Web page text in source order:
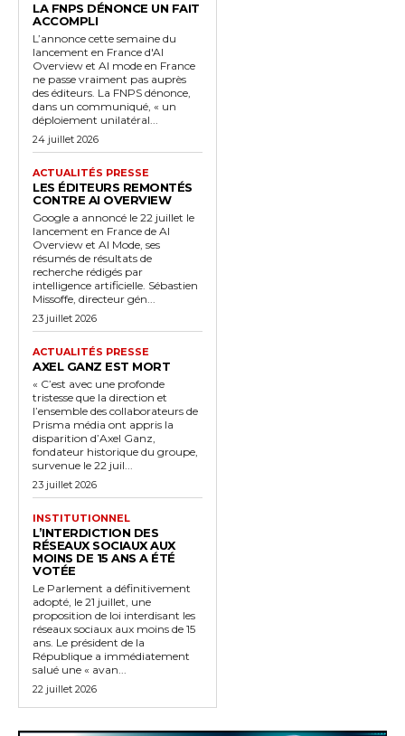
LA FNPS DÉNONCE UN FAIT
ACCOMPLI
L’annonce cette semaine du
lancement en France d'AI
Overview et AI mode en France
ne passe vraiment pas auprès
des éditeurs. La FNPS dénonce,
dans un communiqué, « un
déploiement unilatéral...
24 juillet 2026
ACTUALITÉS PRESSE
LES ÉDITEURS REMONTÉS
CONTRE AI OVERVIEW
Google a annoncé le 22 juillet le
lancement en France de AI
Overview et AI Mode, ses
résumés de résultats de
recherche rédigés par
intelligence artificielle. Sébastien
Missoffe, directeur gén...
23 juillet 2026
ACTUALITÉS PRESSE
AXEL GANZ EST MORT
« C’est avec une profonde
tristesse que la direction et
l’ensemble des collaborateurs de
Prisma média ont appris la
disparition d’Axel Ganz,
fondateur historique du groupe,
survenue le 22 juil...
23 juillet 2026
INSTITUTIONNEL
L’INTERDICTION DES
RÉSEAUX SOCIAUX AUX
MOINS DE 15 ANS A ÉTÉ
VOTÉE
Le Parlement a définitivement
adopté, le 21 juillet, une
proposition de loi interdisant les
réseaux sociaux aux moins de 15
ans. Le président de la
République a immédiatement
salué une « avan...
22 juillet 2026